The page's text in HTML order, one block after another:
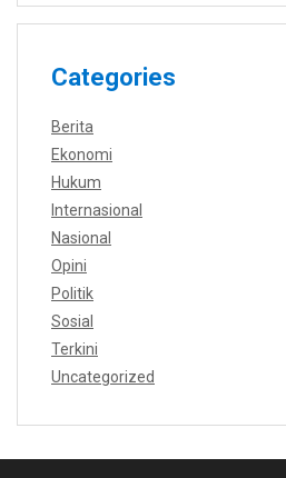
Categories
Berita
Ekonomi
Hukum
Internasional
Nasional
Opini
Politik
Sosial
Terkini
Uncategorized